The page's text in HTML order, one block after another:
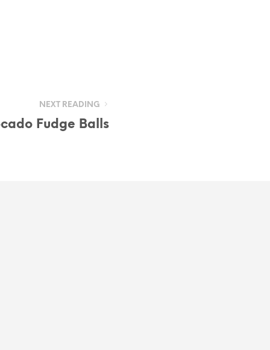
NEXT READING
Fudge Balls